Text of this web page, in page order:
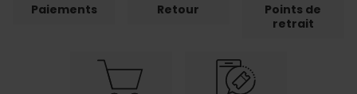
Paiements Retour
Points de
retrait